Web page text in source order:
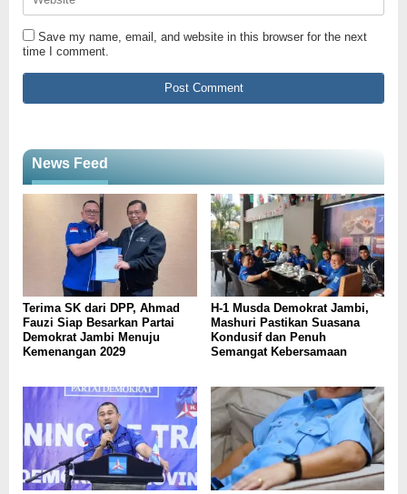
Save my name, email, and website in this browser for the next
time I comment.
News Feed
Terima SK dari DPP, Ahmad
Fauzi Siap Besarkan Partai
Demokrat Jambi Menuju
Kemenangan 2029
H-1 Musda Demokrat Jambi,
Mashuri Pastikan Suasana
Kondusif dan Penuh
Semangat Kebersamaan